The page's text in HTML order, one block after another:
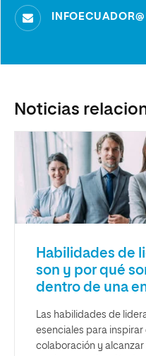
Noticias
Habilidades de
son y por qué
dentro de una
Las habilidades de
esenciales para
colaboración y